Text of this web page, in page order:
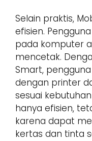
Selain praktis,
efisien.
pada komputer
mencetak.
Smart,
dengan printer
sesuai
hanya efisien,
karena dapat
kertas dan tinta